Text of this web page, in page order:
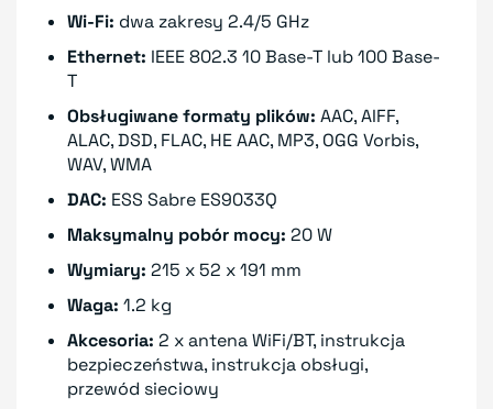
Wi-Fi: dwa zakresy 2.4/5 GHz
Ethernet: IEEE 802.3 10 Base-T lub 100 Base-
T
Obsługiwane formaty plików: AAC, AIFF,
ALAC, DSD, FLAC, HE AAC, MP3, OGG Vorbis,
WAV, WMA
DAC: ESS Sabre ES9033Q
Maksymalny pobór mocy: 20 W
Wymiary: 215 x 52 x 191 mm
Waga: 1.2 kg
Akcesoria: 2 x antena WiFi/BT, instrukcja
bezpieczeństwa, instrukcja obsługi,
przewód sieciowy